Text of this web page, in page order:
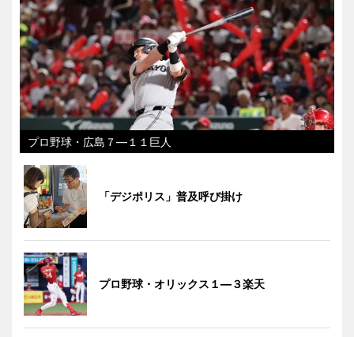
プロ野球・広島７―１１巨人
「デジポリス」普及呼び掛け
プロ野球・オリックス１―３楽天